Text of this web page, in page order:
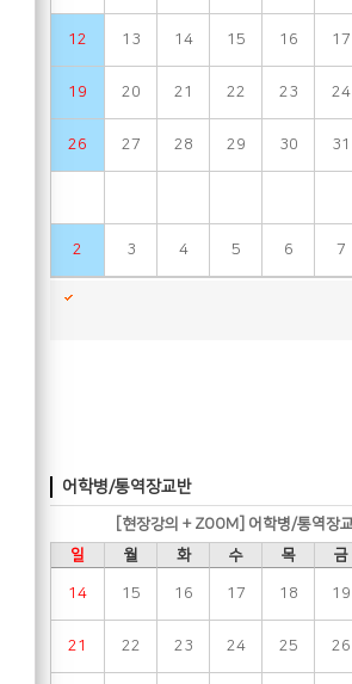
12 13 14 15 16 17
19 20 21 22 23 24
26 27 28 29 30 31
2 3 4 5 6 7
어학병/통역장교반
[현장강의 + ZOOM] 어학병/통역장
일
월 화 수 목 금
14 15 16 17 18 19
21 22 23 24 25 26